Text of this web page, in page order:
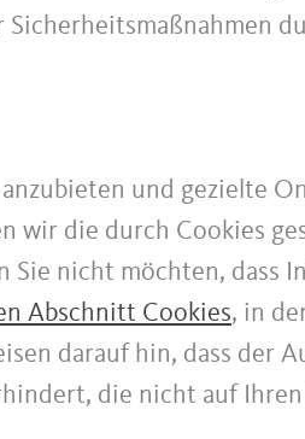
und gezielte
wir die durch Cookies
Sie nicht möchten, dass
Abschnitt Cookies, in
darauf hin, dass der
die nicht auf